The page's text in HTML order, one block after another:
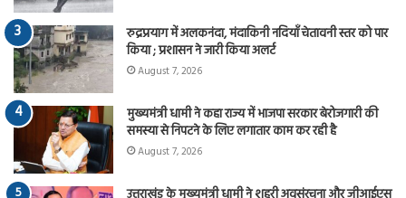
रुद्रप्रयाग में अलकनंदा, मंदाकिनी नदियाँ चेतावनी स्तर को पार
किया ; प्रशासन ने जारी किया अलर्ट
August 7, 2026
मुख्यमंत्री धामी ने कहा राज्य में भाजपा सरकार बेरोजगारी की
समस्या से निपटने के लिए लगातार काम कर रही है
August 7, 2026